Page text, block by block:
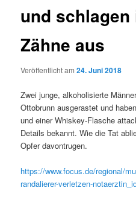
und
Zähne aus
Veröffentlicht am24. Juni 2018
Zwei junge, alkoholisierte
Ottobrunn ausgerastet und
und einer Whiskey-Flasche
Details bekannt. Wie die Tat
Opfer davontrugen.
https://www.focus.de/regional/
randalierer-verletzen-